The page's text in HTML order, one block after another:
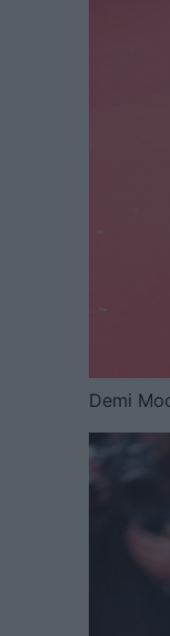
Demi